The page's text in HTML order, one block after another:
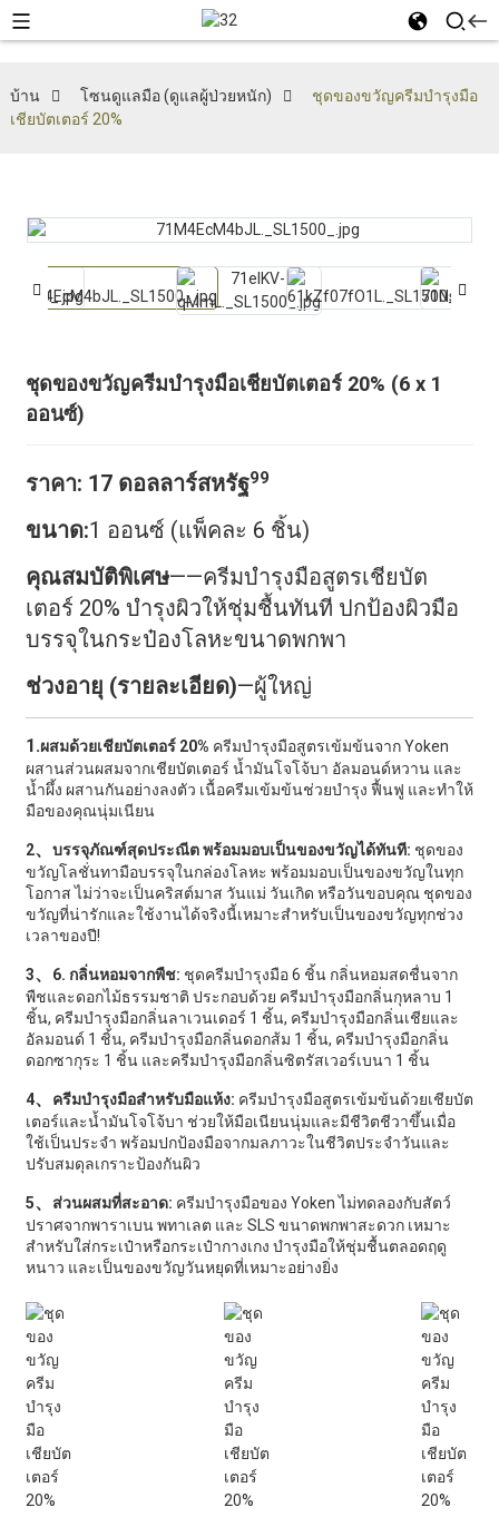
บ้าน โซนดูแลมือ (ดูแลผู้ป่วยหนัก)
ชุดของขวัญครีมบำรุงมือ
เชียบัตเตอร์ 20%
ชุดของขวัญครีมบำรุงมือเชียบัตเตอร์ 20% (6 x 1
ออนซ์)
ราคา: 17 ดอลลาร์สหรัฐ99
ขนาด:1 ออนซ์ (แพ็คละ 6 ชิ้น)
คุณสมบัติพิเศษ——ครีมบำรุงมือสูตรเชียบัต
เตอร์ 20% บำรุงผิวให้ชุ่มชื้นทันที ปกป้องผิวมือ
บรรจุในกระป๋องโลหะขนาดพกพา
ช่วงอายุ (รายละเอียด)—ผู้ใหญ่
1.ผสมด้วยเชียบัตเตอร์ 20% ครีมบำรุงมือสูตรเข้มข้นจาก Yoken
ผสานส่วนผสมจากเชียบัตเตอร์ น้ำมันโจโจ้บา อัลมอนด์หวาน และ
น้ำผึ้ง ผสานกันอย่างลงตัว เนื้อครีมเข้มข้นช่วยบำรุง ฟื้นฟู และทำให้
มือของคุณนุ่มเนียน
2、 บรรจุภัณฑ์สุดประณีต พร้อมมอบเป็นของขวัญได้ทันที: ชุดของ
ขวัญโลชั่นทามือบรรจุในกล่องโลหะ พร้อมมอบเป็นของขวัญในทุก
โอกาส ไม่ว่าจะเป็นคริสต์มาส วันแม่ วันเกิด หรือวันขอบคุณ ชุดของ
ขวัญที่น่ารักและใช้งานได้จริงนี้เหมาะสำหรับเป็นของขวัญทุกช่วง
เวลาของปี!
3、 6. กลิ่นหอมจากพืช: ชุดครีมบำรุงมือ 6 ชิ้น กลิ่นหอมสดชื่นจาก
พืชและดอกไม้ธรรมชาติ ประกอบด้วย ครีมบำรุงมือกลิ่นกุหลาบ 1
ชิ้น, ครีมบำรุงมือกลิ่นลาเวนเดอร์ 1 ชิ้น, ครีมบำรุงมือกลิ่นเชียและ
อัลมอนด์ 1 ชิ้น, ครีมบำรุงมือกลิ่นดอกส้ม 1 ชิ้น, ครีมบำรุงมือกลิ่น
ดอกซากุระ 1 ชิ้น และครีมบำรุงมือกลิ่นซิตรัสเวอร์เบนา 1 ชิ้น
4、 ครีมบำรุงมือสำหรับมือแห้ง: ครีมบำรุงมือสูตรเข้มข้นด้วยเชียบัต
เตอร์และน้ำมันโจโจ้บา ช่วยให้มือเนียนนุ่มและมีชีวิตชีวาขึ้นเมื่อ
ใช้เป็นประจำ พร้อมปกป้องมือจากมลภาวะในชีวิตประจำวันและ
ปรับสมดุลเกราะป้องกันผิว
5、 ส่วนผสมที่สะอาด: ครีมบำรุงมือของ Yoken ไม่ทดลองกับสัตว์
ปราศจากพาราเบน พทาเลต และ SLS ขนาดพกพาสะดวก เหมาะ
สำหรับใส่กระเป๋าหรือกระเป๋ากางเกง บำรุงมือให้ชุ่มชื้นตลอดฤดู
หนาว และเป็นของขวัญวันหยุดที่เหมาะอย่างยิ่ง